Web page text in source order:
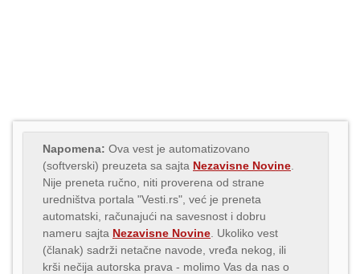
Napomena: Ova vest je automatizovano
(softverski) preuzeta sa sajta Nezavisne Novine
Nije preneta ručno, niti proverena od strane
uredništva portala "Vesti.rs", već je preneta
automatski, računajući na savesnost i dobru
nameru sajta Nezavisne Novine . Ukoliko vest
(članak) sadrži netačne navode, vređa nekog, ili
krši nečija autorska prava - molimo Vas da nas o